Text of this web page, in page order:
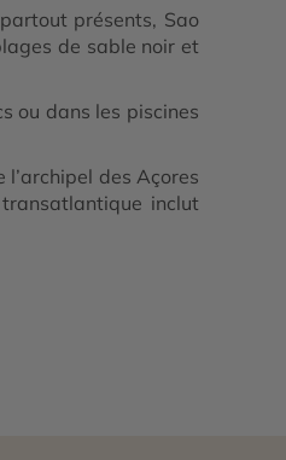
présents, Sao
de sable noir et
ou dans les piscines
des Açores
inclut